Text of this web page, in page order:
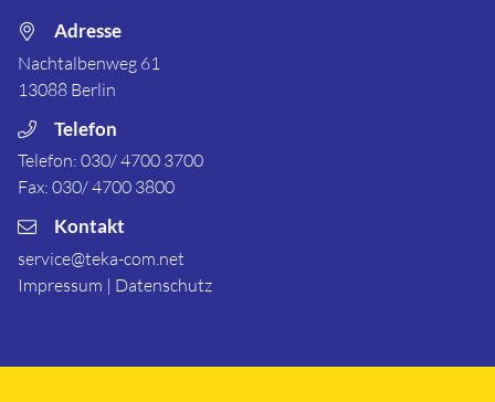
Adresse
Nachtalbenweg 61
13088 Berlin
Telefon
Telefon: 030/ 4700 3700
Fax: 030/ 4700 3800
Kontakt
service@teka-com.net
Impressum | Datenschutz